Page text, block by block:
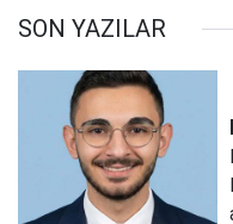
SON YAZILAR